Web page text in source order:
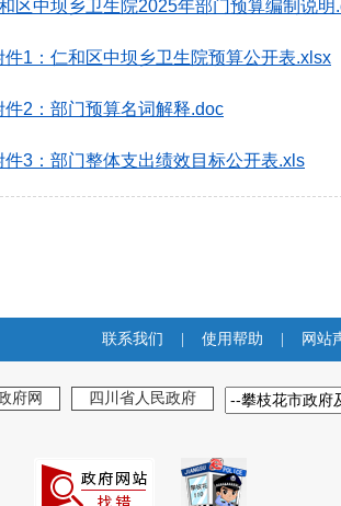
区中坝乡卫生院2025年部门预算编制说明
件1：仁和区中坝乡卫生院预算公开表.xlsx
件2：部门预算名词解释.doc
件3：部门整体支出绩效目标公开表.xls
联系我们 使用帮助 网站
府网 四川省人民政府